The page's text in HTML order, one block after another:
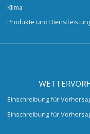
Klima
Produkte und
Einschreibung für
Einschreibung für